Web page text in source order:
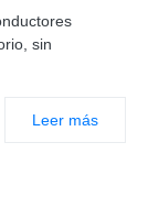
sin
Leer más